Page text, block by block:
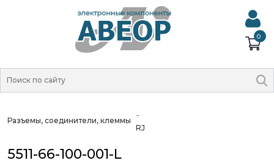
0
Разъемы, соединители, клеммы
RJ
5511-66-100-001-L